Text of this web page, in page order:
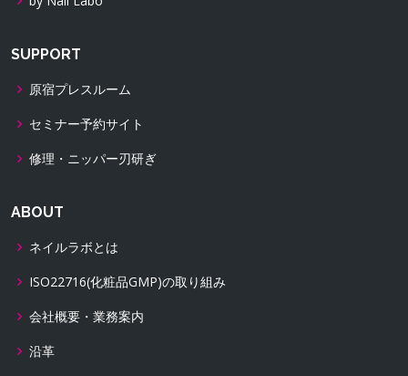
SUPPORT
原宿プレスルーム
セミナー予約サイト
修理・ニッパー刃研ぎ
ABOUT
ネイルラボとは
ISO22716(化粧品GMP)の取り組み
会社概要・業務案内
沿革